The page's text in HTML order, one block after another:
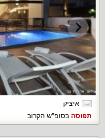
איציק
תפוסה בסופ"ש הקרוב